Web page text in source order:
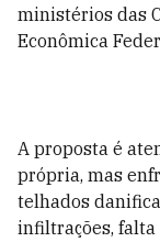
ministérios das
Econômica
A proposta é
própria, mas
telhados
infiltrações, falta